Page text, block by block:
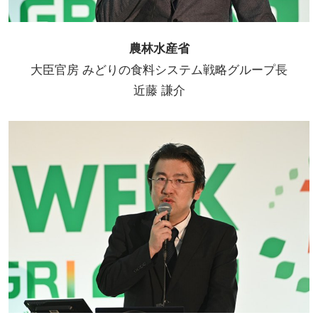
農林水産省
大臣官房 みどりの食料システム戦略グループ長
近藤 謙介